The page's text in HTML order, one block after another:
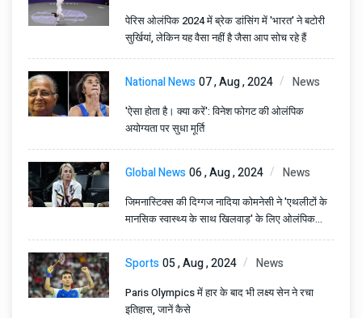
पेरिस ओलंपिक 2024 में ब्रेक डांसिंग में 'भारत' ने बटोरी
सुर्खियां, लेकिन यह वैसा नहीं है जैसा आप सोच रहे हैं
National News07 , Aug , 2024 News
'ऐसा होता है। क्या करें': विनेश फोगट की ओलंपिक
अयोग्यता पर सुधा मूर्ति
Global News06 , Aug , 2024 News
जिमनास्टिक्स की दिग्गज नादिया कोमनेसी ने 'एथलीटों के
मानसिक स्वास्थ्य के साथ खिलवाड़' के लिए ओलंपिक
जजों की आलोचना की
Sports05 , Aug , 2024 News
Paris Olympics में हार के बाद भी लक्ष्य सेन ने रचा
इतिहास, जानें कैसे